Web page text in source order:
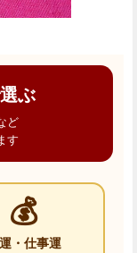
ぶ
ど
す
💰
・仕事運